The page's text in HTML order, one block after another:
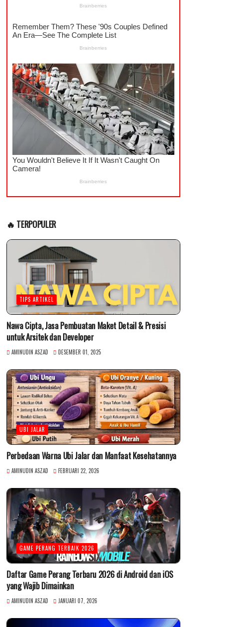
🔥 TERPOPULER
TIPS ARTIKEL
Nawa Cipta, Jasa Pembuatan Maket Detail & Presisi
untuk Arsitek dan Developer
AMINUDIN ASZAD DESEMBER 01, 2025
UBI JALAR
Perbedaan Warna Ubi Jalar dan Manfaat Kesehatannya
AMINUDIN ASZAD FEBRUARI 22, 2026
GAME PERANG TERBAIK 2026
Daftar Game Perang Terbaru 2026 di Android dan iOS
yang Wajib Dimainkan
AMINUDIN ASZAD JANUARI 07, 2026